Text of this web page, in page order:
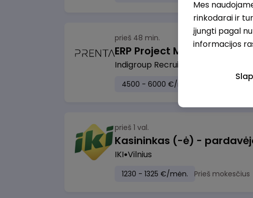
prieš 48 min.
ERP Project Manager
Indigroup Recruitment klientas
4500 - 6000 €/mėn. Prieš mokesčius
prieš 1 val.
IKI Vilnius
1230 - 1325 €/mėn. Prieš mokesčius
Mes
rinkodarai ir
įjungti pagal
informacijos